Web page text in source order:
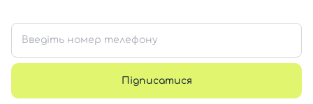
Підписатися